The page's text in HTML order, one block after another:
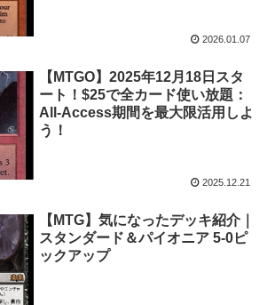
2026.01.07
【MTGO】2025年12月18日スタ
ート！$25で全カード使い放題：
All-Access期間を最大限活用しよ
う！
2025.12.21
【MTG】気になったデッキ紹介｜
スタンダード＆パイオニア 5-0ピ
ックアップ